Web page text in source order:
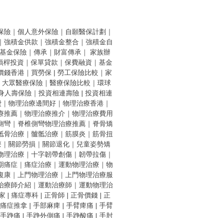
險 ｜ 個人意外保險 ｜ 自願醫保計劃 ｜
強積金供款 ｜ 強積金整合 ｜ 強積金自
金保險 ｜ 傳承 ｜ 財富傳承 ｜ 家族辦
桿投資 ｜ 保單貸款 ｜ 保費融資 ｜ 基金
錢香港 ｜ 買勞保 | 勞工保險比較 ｜ 家
大眾醫療保險 ｜ 醫療保險比較 ｜ 環球
人壽保險 ｜ 投資相連壽險 | 投資相連
｜ 物理治療邊間好 ｜ 物理治療香港 ｜
推薦 ｜ 物理治療推介 ｜ 物理治療費用
彎 ｜ 脊椎側彎物理治療推薦 ｜ 脊骨矯
骨治療 ｜ 髗骶治療 ｜ 筋膜炎 ｜ 筋骨扭
｜ 關節勞損 ｜ 關節退化 ｜ 兒童姿勢矯
理治療 ｜ 十字韌帶創傷 ｜ 韌帶拉傷 ｜
痛症 ｜ 痛症治療 ｜ 運動物理治療 ｜ 物
康 ｜ 上門物理治療 ｜
上門物理治療服
療師介紹 ｜ 運動治療師 ｜ 運動物理治
| 痛症專科 | 正骨師 | 正骨價錢 | 正
痛症推拿 | 手部麻痺 | 手臂痺痛 | 手臂
手踭痛 | 手踭外側痛 | 手踭酸痛 | 手肘